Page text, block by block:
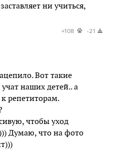
ни учиться,
+108 -21
Вот такие
наших детей.. а
репетиторам.
чтобы уход
Думаю, что на фото